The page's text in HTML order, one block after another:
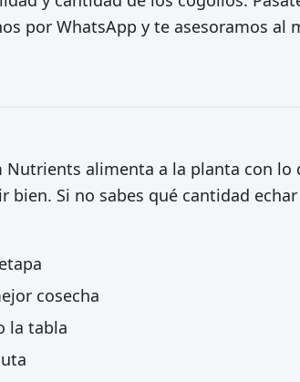
por WhatsApp y te asesoramos al
alimenta a la planta con lo
bien. Si no sabes qué cantidad
cosecha
la tabla